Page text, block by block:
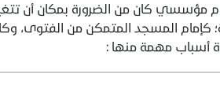
مؤسسي كان من الضرورة بمكان أن
كإمام المسجد المتمكن من الفتوى،
أسباب مهمة منها :